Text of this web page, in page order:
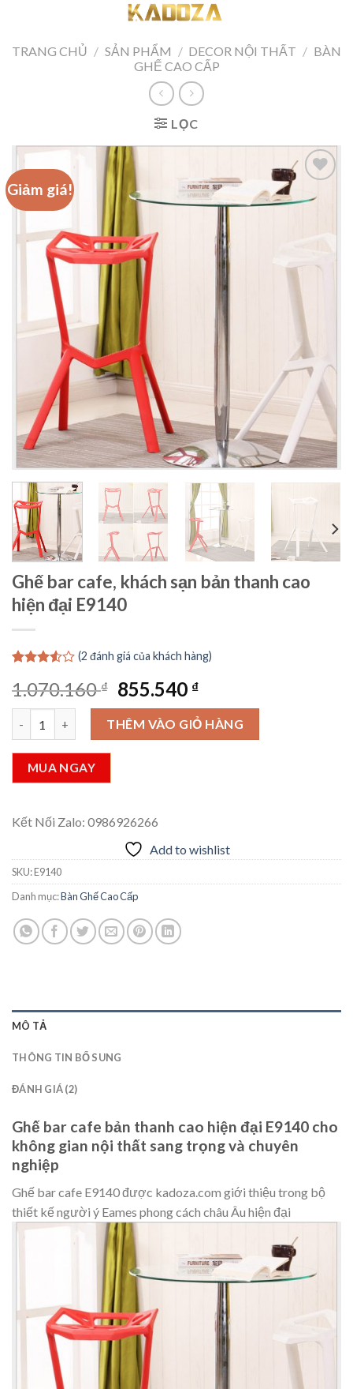
content
TRANG CHỦ / SẢN PHẨM / DECOR NỘI THẤT / BÀN
GHẾ CAO CẤP
LỌC
Giảm giá!
wishlist
Ghế bar cafe, khách sạn bản thanh cao
hiện đại E9140
trên 5
dựa trên
đánh
giá
(2 đánh giá của khách hàng)
1.070.160₫ Giá
gốc
là:
1.070.160 ₫.
855.540 ₫Giá
hiện
tại
là:
Ghế bar cafe, khách sạn bản thanh cao hiện đại E9140 số lượng
THÊM VÀO GIỎ HÀNG
MUA NGAY
Kết Nối Zalo: 0986926266
Add to wishlist
SKU:E9140
Danh mục:Bàn Ghế Cao Cấp
MÔ TẢ
THÔNG TIN BỔ SUNG
ĐÁNH GIÁ (2)
Ghế bar cafe bản thanh cao hiện đại E9140 cho
không gian nội thất sang trọng và chuyên
nghiệp
Ghế bar cafe E9140 được kadoza.com giới thiệu trong bộ
thiết kế người ý Eames phong cách châu Âu hiện đại